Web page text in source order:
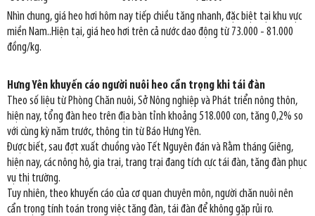
Nhìn chung, giá heo hơi hôm nay tiếp chiều tăng nhanh, đặc biệt tại khu vực
miền Nam..Hiện tại, giá heo hơi trên cả nước dao động từ 73.000 - 81.000
đồng/kg.
Hưng Yên khuyến cáo người nuôi heo cẩn trọng khi tái đàn
Theo số liệu từ Phòng Chăn nuôi, Sở Nông nghiệp và Phát triển nông thôn,
hiện nay, tổng đàn heo trên địa bàn tỉnh khoảng 518.000 con, tăng 0,2% so
với cùng kỳ năm trước, thông tin từ Báo Hưng Yên.
Được biết, sau đợt xuất chuồng vào Tết Nguyên đán và Rằm tháng Giêng,
hiện nay, các nông hộ, gia trại, trang trại đang tích cực tái đàn, tăng đàn phục
vụ thị trường.
Tuy nhiên, theo khuyến cáo của cơ quan chuyên môn, người chăn nuôi nên
cẩn trọng tính toán trong việc tăng đàn, tái đàn để không gặp rủi ro.